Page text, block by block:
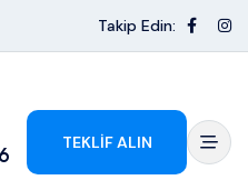
Takip Edin:
TEKLIF ALIN